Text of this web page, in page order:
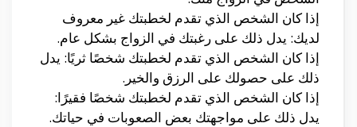
إذا كان الشخص الذي تقدم لخطبتك غير معروف
لديك: يدل ذلك على رغبتك في الزواج بشكل عام.
إذا كان الشخص الذي تقدم لخطبتك شخصًا ثريًا: يدل
ذلك على حصولك على الرزق والخير.
إذا كان الشخص الذي تقدم لخطبتك شخصًا فقيرًا:
يدل ذلك على مواجهتك بعض الصعوبات في حياتك.